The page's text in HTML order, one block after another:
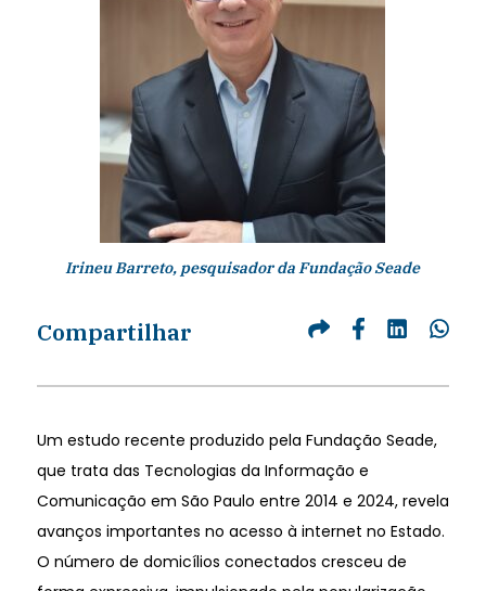
Irineu Barreto, pesquisador da Fundação Seade
Compartilhar
Um estudo recente produzido pela Fundação Seade,
que trata das Tecnologias da Informação e
Comunicação em São Paulo entre 2014 e 2024, revela
avanços importantes no acesso à internet no Estado.
O número de domicílios conectados cresceu de